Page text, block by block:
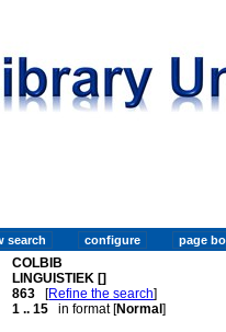
COLBIB
LINGUISTIEK []
863 [Refine the search]
1 .. 15 in format [Normal]